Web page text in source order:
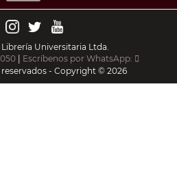
Universitaria Ltda.
| Escríbenos por WhatsApp:
- Copyright © 2026